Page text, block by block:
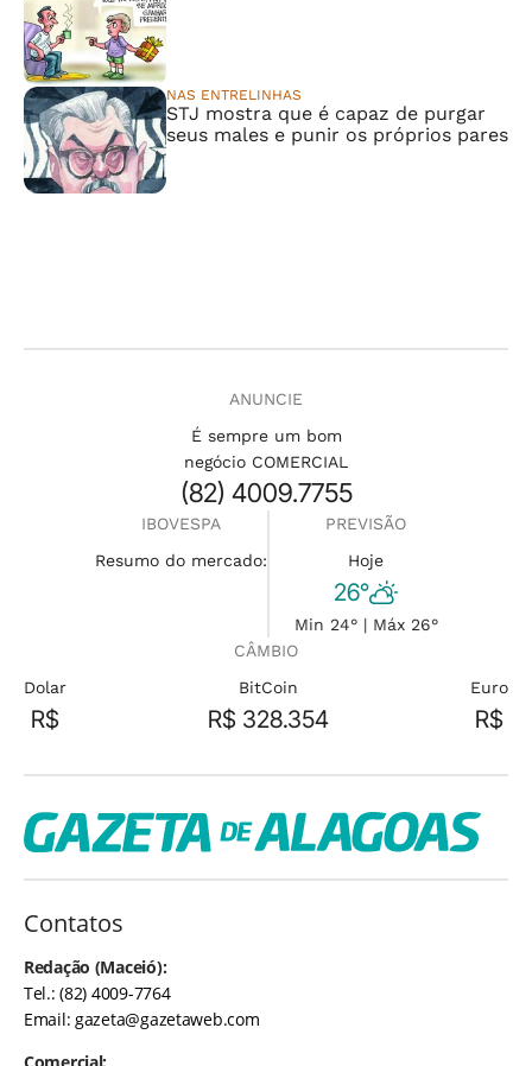
NAS ENTRELINHAS
STJ mostra que é capaz de purgar
seus males e punir os próprios pares
ANUNCIE
É sempre um bom
negócio COMERCIAL
(82) 4009.7755
IBOVESPA
Resumo do mercado:
PREVISÃO
Hoje
26°
Min 24° | Máx 26°
CÂMBIO
Dolar
R$
BitCoin
R$ 328.354
Euro
R$
Contatos
Redação (Maceió):
Tel.: (82) 4009-7764
Email:gazeta@gazetaweb.com